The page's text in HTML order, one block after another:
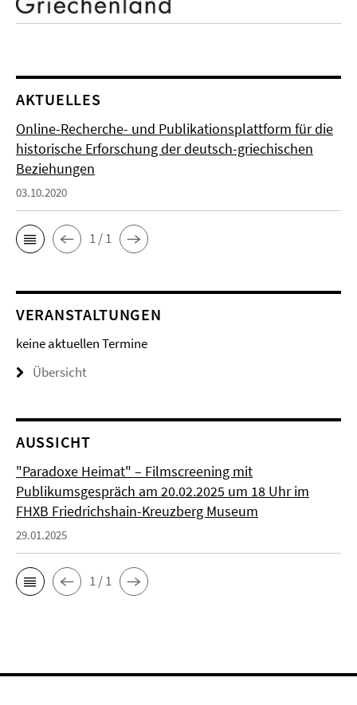
AKTUELLES
Online-Recherche- und Publikationsplattform für die
historische Erforschung der deutsch-griechischen
Beziehungen
03.10.2020
1 / 1
VERANSTALTUNGEN
keine aktuellen Termine
Übersicht
AUSSICHT
"Paradoxe Heimat" – Filmscreening mit
Publikumsgespräch am 20.02.2025 um 18 Uhr im
FHXB Friedrichshain-Kreuzberg Museum
29.01.2025
1 / 1